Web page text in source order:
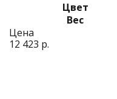
Цвет
Вес
Цена
12 423 р.